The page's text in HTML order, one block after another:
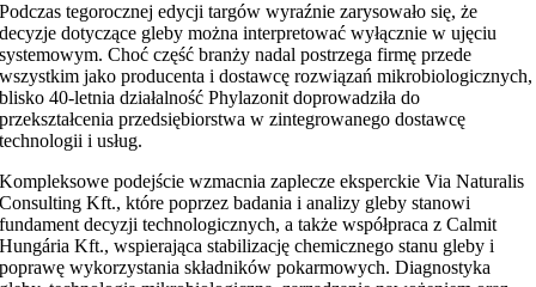
Podczas tegorocznej edycji targów wyraźnie zarysowało się, że
decyzje dotyczące gleby można interpretować wyłącznie w ujęciu
systemowym. Choć część branży nadal postrzega firmę przede
wszystkim jako producenta i dostawcę rozwiązań mikrobiologicznych,
blisko 40-letnia działalność Phylazonit doprowadziła do
przekształcenia przedsiębiorstwa w zintegrowanego dostawcę
technologii i usług.
Kompleksowe podejście wzmacnia zaplecze eksperckie Via Naturalis
Consulting Kft., które poprzez badania i analizy gleby stanowi
fundament decyzji technologicznych, a także współpraca z Calmit
Hungária Kft., wspierająca stabilizację chemicznego stanu gleby i
poprawę wykorzystania składników pokarmowych. Diagnostyka